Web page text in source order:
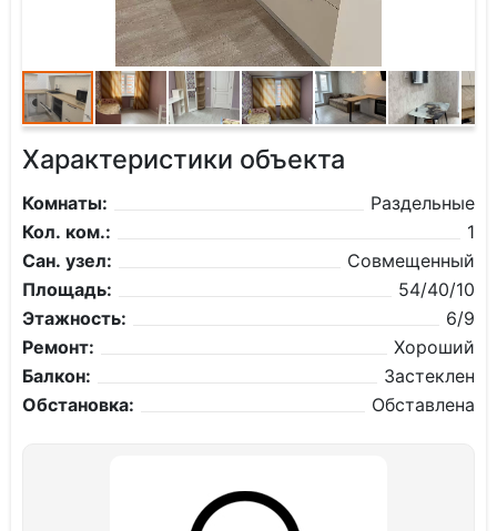
Характеристики объекта
Комнаты:
Раздельные
Кол. ком.:
1
Сан. узел:
Совмещенный
Площадь:
54/40/10
Этажность:
6/9
Ремонт:
Хороший
Балкон:
Застеклен
Обстановка:
Обставлена